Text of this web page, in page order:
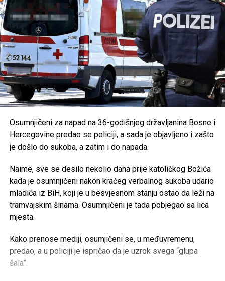
Osumnjičeni za napad na 36-godišnjeg državljanina Bosne i
Hercegovine predao se policiji, a sada je objavljeno i zašto
je došlo do sukoba, a zatim i do napada.
Naime, sve se desilo nekolio dana prije katoličkog Božića
kada je osumnjičeni nakon kraćeg verbalnog sukoba udario
mladića iz BiH, koji je u besvjesnom stanju ostao da leži na
tramvajskim šinama. Osumnjičeni je tada pobjegao sa lica
mjesta.
Kako prenose mediji, osumjičeni se, u međuvremenu,
predao, a u policiji je ispričao da je uzrok svega “glupa
šala”.